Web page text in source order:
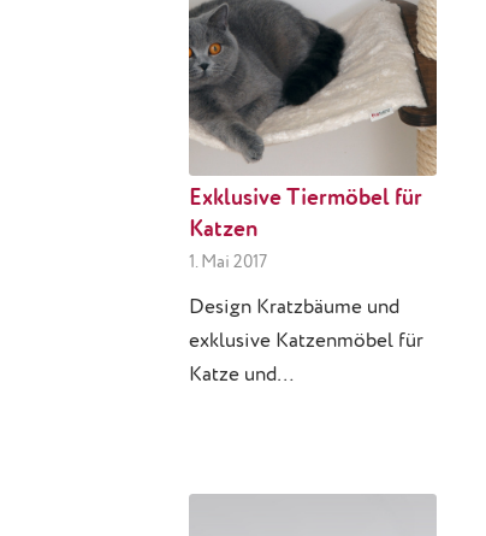
Exklusive Tiermöbel für
Katzen
1. Mai 2017
Design Kratzbäume und
exklusive Katzenmöbel für
Katze und…